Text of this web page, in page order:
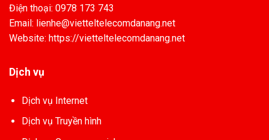
Điện thoại: 0978 173 743
Email: lienhe@vietteltelecomdanang.net
Website: https://vietteltelecomdanang.net
Dịch vụ
Dịch vụ Internet
Dịch vụ Truyền hình